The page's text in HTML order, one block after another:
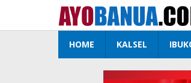
konten
HOME KALSEL